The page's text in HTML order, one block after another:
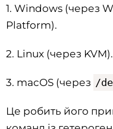
1. Windows (через
Platform).
2. Linux (через KVM).
3. macOS (через /
Це робить його